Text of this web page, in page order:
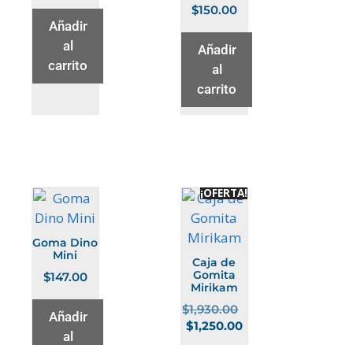
Añadir
al
carrito
$150.00
Añadir
al
carrito
Goma Dino
Mini
$147.00
Añadir
al
¡OFERTA!
Caja de
Gomita
Mirikam
$1,930.00
$1,250.00